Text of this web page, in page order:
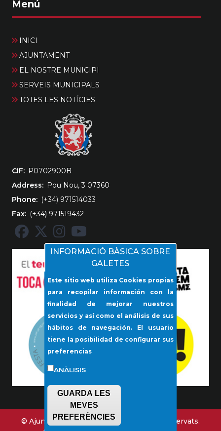
Menú
INICI
AJUNTAMENT
EL NOSTRE MUNICIPI
SERVEIS MUNICIPALS
TOTES LES NOTÍCIES
CIF
‎P0702900B
Address
Pou Nou, 3 07360
Phone
(+34) 971514033
Fax
(+34) 971519432
© Ajuntament de Lloseta. Tots els drets reservats.
INFORMACIÓ BÀSICA SOBRE
GALETES
Este sitio web utiliza Cookies propias
para recopilar información con la
finalidad de mejorar nuestros
servicios y así como el análisis de sus
hábitos de navegación. El usuario
tiene la posibilidad de configurar sus
preferencias
ANÀLISIS
GUARDA LES
MEVES
PREFERÈNCIES